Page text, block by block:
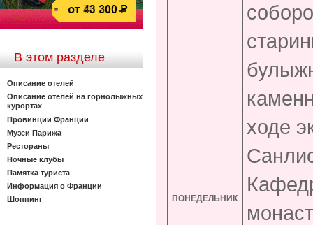
В этом разделе
Описание отелей
Описание отелей на горнолыжных
курортах
Провинции Франции
Музеи Парижа
Рестораны
Ночные клубы
Памятка туриста
Информация о Франции
Шоппинг
ПОНЕДЕЛЬНИК
ходе